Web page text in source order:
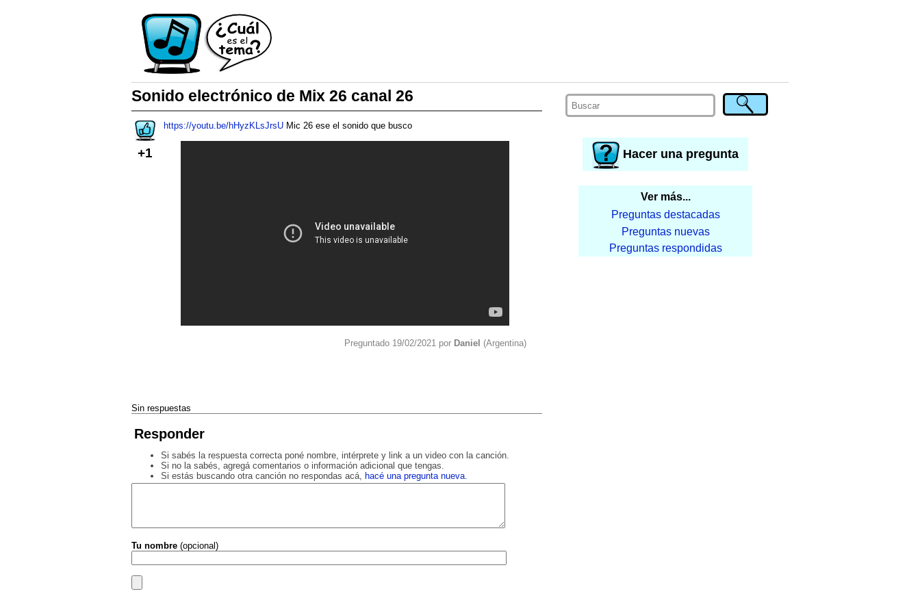
Hacer una pregunta
Ver más...
Preguntas destacadas
Preguntas nuevas
Preguntas respondidas
Sonido electrónico de Mix 26 canal 26
+1
https://youtu.be/hHyzKLsJrsUMic 26 ese el sonido que busco
Preguntado 19/02/2021 por Daniel (Argentina)
Sin respuestas
Responder
Si sabés la respuesta correcta poné nombre, intérprete y link a un video con la canción.
Si no la sabés, agregá comentarios o información adicional que tengas.
Si estás buscando otra canción no respondas acá, hacé una pregunta nueva.
Tu nombre (opcional)